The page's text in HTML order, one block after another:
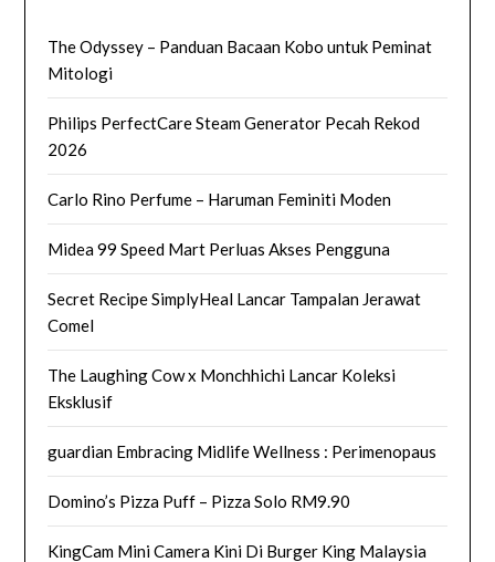
The Odyssey – Panduan Bacaan Kobo untuk Peminat
Mitologi
Philips PerfectCare Steam Generator Pecah Rekod
2026
Carlo Rino Perfume – Haruman Feminiti Moden
Midea 99 Speed Mart Perluas Akses Pengguna
Secret Recipe SimplyHeal Lancar Tampalan Jerawat
Comel
The Laughing Cow x Monchhichi Lancar Koleksi
Eksklusif
guardian Embracing Midlife Wellness : Perimenopaus
Domino’s Pizza Puff – Pizza Solo RM9.90
KingCam Mini Camera Kini Di Burger King Malaysia